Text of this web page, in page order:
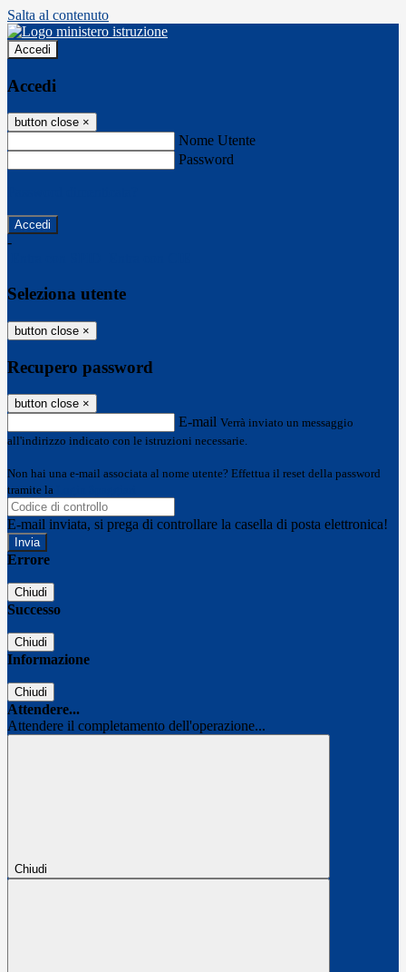
Salta al contenuto
Accedi
Accedi
button close ×
Nome Utente
Password
-
Seleziona utente
button close ×
Recupero password
button close ×
E-mail Verrà inviato un messaggio
all'indirizzo indicato con le istruzioni necessarie.
Non hai una e-mail associata al nome utente? Effettua il reset della password
tramite la
E-mail inviata, si prega di controllare la casella di posta elettronica!
Errore
Chiudi
Successo
Chiudi
Informazione
Chiudi
Attendere...
Attendere il completamento dell'operazione...
Chiudi